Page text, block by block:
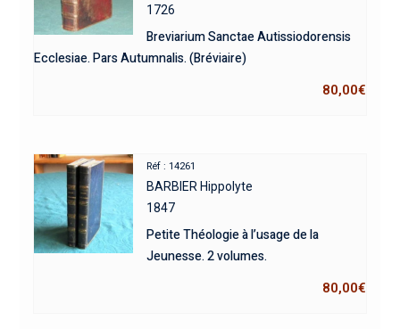
1726
Breviarium Sanctae Autissiodorensis
Ecclesiae. Pars Autumnalis. (Bréviaire)
80,00€
Réf : 14261
BARBIER Hippolyte
1847
Petite Théologie à l’usage de la
Jeunesse. 2 volumes.
80,00€